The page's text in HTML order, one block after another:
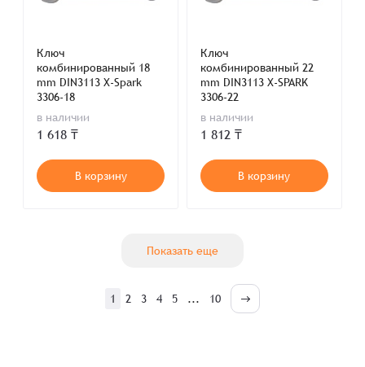
Ключ
комбинированный 18
mm DIN3113 X-Spark
3306-18
в наличии
1 618 ₸
В корзину
Ключ
комбинированный 22
mm DIN3113 X-SPARK
3306-22
в наличии
1 812 ₸
В корзину
Показать еще
1 2 3 4 5 ... 10